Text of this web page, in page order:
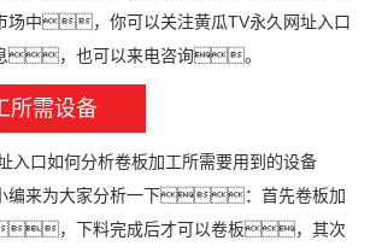
场中，你可以关注黄瓜TV永久网址入口
，也可以来电咨询。
所需设备
口如何分析卷板加工所需要用到的设备
来为大家分析一下：首先卷板加
，下料完成后才可以卷板，其次